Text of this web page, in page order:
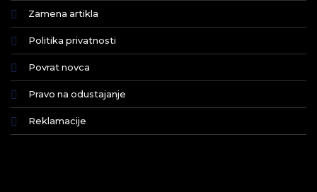
Zamena artikla
Politika privatnosti
Povrat novca
Pravo na odustajanje
Reklamacije